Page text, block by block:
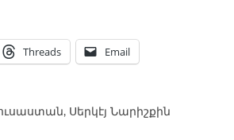
Threads Email
, Սերկէյ Նարիշքին